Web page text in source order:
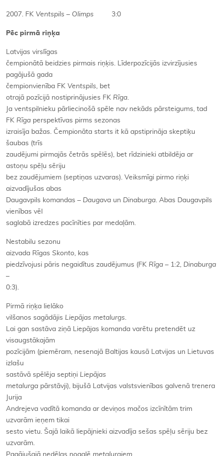
2007. FK Ventspils – Olimps 3:0
Pēc pirmā riņķa
Latvijas virslīgas
čempionātā beidzies pirmais riņķis. Līderpozīcijās izvirzījusies
pagājušā gada
čempionvienība FK Ventspils, bet
otrajā pozīcijā nostiprinājusies FK Rīga.
Ja ventspilnieku pārliecinošā spēle nav nekāds pārsteigums, tad
FK Rīga perspektīvas pirms sezonas
izraisīja bažas. Čempionāta starts it kā apstiprināja skeptiķu
šaubas (trīs
zaudējumi pirmajās četrās spēlēs), bet rīdzinieki atbildēja ar
astoņu spēļu sēriju
bez zaudējumiem (septiņas uzvaras). Veiksmīgi pirmo riņķi
aizvadījušas abas
Daugavpils komandas – Daugava un Dinaburga. Abas Daugavpils
vienības vēl
saglabā izredzes pacīnīties par medaļām.
Nestabilu sezonu
aizvada Rīgas Skonto, kas
piedzīvojusi pāris negaidītus zaudējumus (FK Rīga – 1:2, Dinaburga
–
0:3).
Pirmā riņķa lielāko
vilšanos sagādājis Liepājas metalurgs.
Lai gan sastāva ziņā Liepājas komanda varētu pretendēt uz
visaugstākajām
pozīcijām (piemēram, nesenajā Baltijas kausā Latvijas un Lietuvas
izlašu
sastāvā spēlēja septiņi Liepājas
metalurga pārstāvji), bijušā Latvijas valstsvienības galvenā trenera
Jurija
Andrejeva vadītā komanda ar deviņos mačos izcīnītām trim
uzvarām ieņem tikai
sesto vietu. Šajā laikā liepājnieki aizvadīja sešas spēļu sēriju bez
uzvarām.